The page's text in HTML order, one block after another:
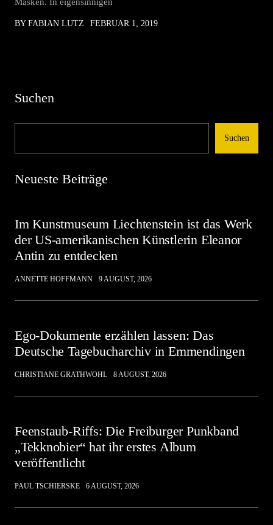
BY FABIAN LUTZ FEBRUAR 1, 2019
Suchen
Suchen
Neueste Beiträge
Im Kunstmuseum Liechtenstein ist das Werk
der US-amerikanischen Künstlerin Eleanor
Antin zu entdecken
ANNETTE HOFFMANN 9 AUGUST, 2026
Ego-Dokumente erzählen lassen: Das
Deutsche Tagebucharchiv in Emmendingen
CHRISTIANE GRATHWOHL 8 AUGUST, 2026
Feenstaub-Riffs: Die Freiburger Punkband
„Tekknobier“ hat ihr erstes Album
veröffentlicht
PAUL TSCHIERSKE 6 AUGUST, 2026